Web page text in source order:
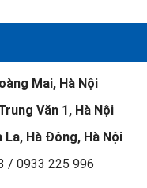
Mai, Hà Nội
Văn 1, Hà Nội
La, Hà Đông, Hà Nội
/ 0933 225 996